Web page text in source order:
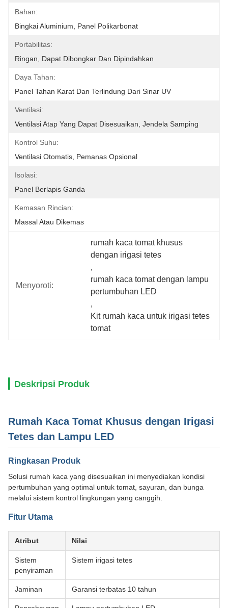
Bahan:
Bingkai Aluminium, Panel Polikarbonat
Portabilitas:
Ringan, Dapat Dibongkar Dan Dipindahkan
Daya Tahan:
Panel Tahan Karat Dan Terlindung Dari Sinar UV
Ventilasi:
Ventilasi Atap Yang Dapat Disesuaikan, Jendela Samping
Kontrol Suhu:
Ventilasi Otomatis, Pemanas Opsional
Isolasi:
Panel Berlapis Ganda
Kemasan Rincian:
Massal Atau Dikemas
Menyoroti:
rumah kaca tomat khusus
dengan irigasi tetes
,
rumah kaca tomat dengan lampu
pertumbuhan LED
,
Kit rumah kaca untuk irigasi tetes
tomat
Deskripsi Produk
Rumah Kaca Tomat Khusus dengan Irigasi
Tetes dan Lampu LED
Ringkasan Produk
Solusi rumah kaca yang disesuaikan ini menyediakan kondisi
pertumbuhan yang optimal untuk tomat, sayuran, dan bunga
melalui sistem kontrol lingkungan yang canggih.
Fitur Utama
Atribut Nilai
Sistem
penyiraman
Sistem irigasi tetes
Jaminan Garansi terbatas 10 tahun